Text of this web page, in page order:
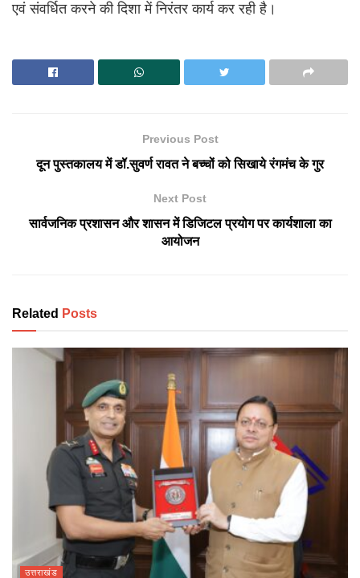
एवं संवर्धित करने की दिशा में निरंतर कार्य कर रही है।
Previous Post
दून पुस्तकालय में डॉ.सुवर्ण रावत ने बच्चों को सिखाये रंगमंच के गुर
Next Post
सार्वजनिक प्रशासन और शासन में डिजिटल प्रयोग पर कार्यशाला का
आयोजन
Related Posts
उत्तराखंड